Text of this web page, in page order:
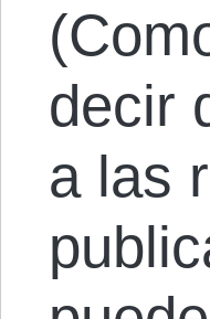
decir
a las